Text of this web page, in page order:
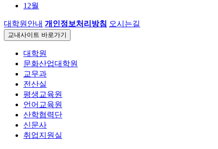
12월
대학원안내 개인정보처리방침 오시는길
교내사이트 바로가기
대학원
문화산업대학원
교무과
전산실
평생교육원
언어교육원
산학협력단
신문사
취업지원실